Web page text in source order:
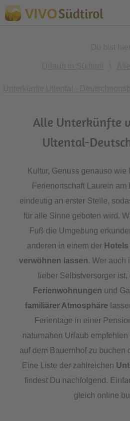
VIVOSüdtirol
Alle Unterkünfte
Ultental-
Kultur, Genuss genauso wie
Ferienortschaft Laurein am
eindeutig an erster Stelle,
für alle Sinne geboten wird.
Fuß die Umgebung
anderen in einem der Hotels
verwöhnen lassen. Wer auch
lieber Selbstversorger
Ferienwohnungen und
familiärer Atmosphäre
Ferientage in einer
naturnahen Urlaub
auf dem Bauernhof zu buchen
Eine Liste der zahlreichen
findest Du nachfolgend.
gleich online